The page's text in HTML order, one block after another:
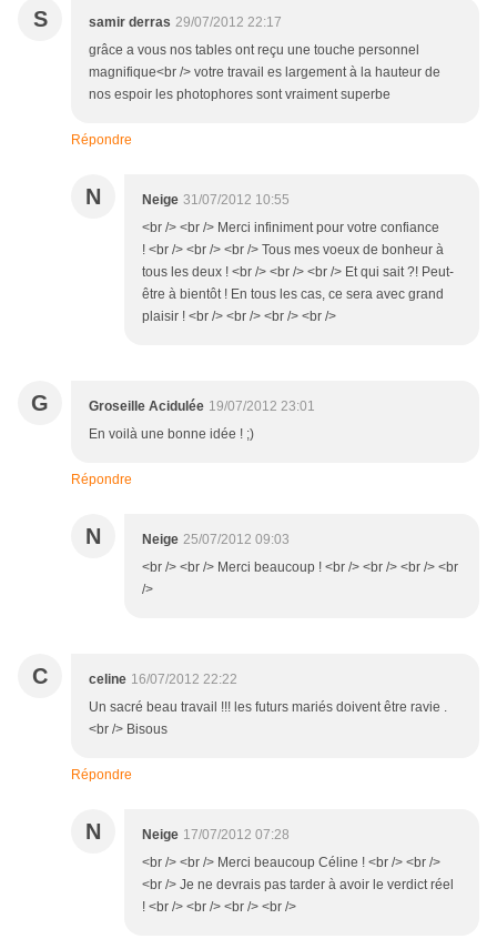
S samir derras 29/07/2012 22:17
grâce a vous nos tables ont reçu une touche personnel
magnifique<br /> votre travail es largement à la hauteur de
nos espoir les photophores sont vraiment superbe
Répondre
N Neige 31/07/2012 10:55
<br /> <br /> Merci infiniment pour votre confiance
! <br /> <br /> <br /> Tous mes voeux de bonheur à
tous les deux ! <br /> <br /> <br /> Et qui sait ?! Peut-
être à bientôt ! En tous les cas, ce sera avec grand
plaisir ! <br /> <br /> <br /> <br />
G Groseille Acidulée 19/07/2012 23:01
En voilà une bonne idée ! ;)
Répondre
N Neige 25/07/2012 09:03
<br /> <br /> Merci beaucoup ! <br /> <br /> <br /> <br
/>
C celine 16/07/2012 22:22
Un sacré beau travail !!! les futurs mariés doivent être ravie .
<br /> Bisous
Répondre
N Neige 17/07/2012 07:28
<br /> <br /> Merci beaucoup Céline ! <br /> <br />
<br /> Je ne devrais pas tarder à avoir le verdict réel
! <br /> <br /> <br /> <br />